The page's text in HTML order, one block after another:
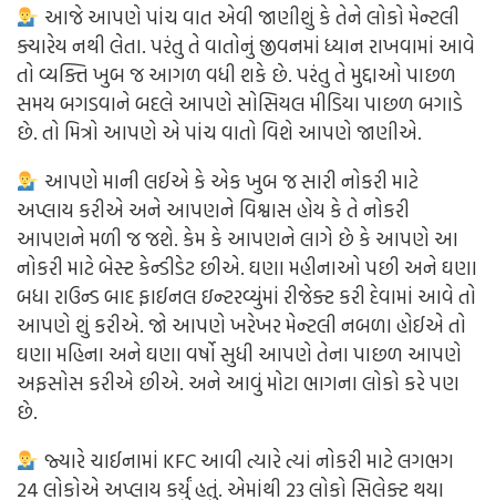
આજે આપણે પાંચ વાત એવી જાણીશું કે તેને લોકો મેન્ટલી
ક્યારેય નથી લેતા. પરંતુ તે વાતોનું જીવનમાં ધ્યાન રાખવામાં આવે
તો વ્યક્તિ ખુબ જ આગળ વધી શકે છે. પરંતુ તે મુદ્દાઓ પાછળ
સમય બગડવાને બદલે આપણે સોસિયલ મીડિયા પાછળ બગાડે
છે. તો મિત્રો આપણે એ પાંચ વાતો વિશે આપણે જાણીએ.
આપણે માની લઈએ કે એક ખુબ જ સારી નોકરી માટે
અપ્લાય કરીએ અને આપણને વિશ્વાસ હોય કે તે નોકરી
આપણને મળી જ જશે. કેમ કે આપણને લાગે છે કે આપણે આ
નોકરી માટે બેસ્ટ કેન્ડીડેટ છીએ. ઘણા મહીનાઓ પછી અને ઘણા
બધા રાઉન્ડ બાદ ફાઈનલ ઇન્ટરવ્યુંમાં રીજેક્ટ કરી દેવામાં આવે તો
આપણે શું કરીએ. જો આપણે ખરેખર મેન્ટલી નબળા હોઈએ તો
ઘણા મહિના અને ઘણા વર્ષો સુધી આપણે તેના પાછળ આપણે
અફસોસ કરીએ છીએ. અને આવું મોટા ભાગના લોકો કરે પણ
છે.
જ્યારે ચાઈનામાં KFC આવી ત્યારે ત્યાં નોકરી માટે લગભગ
24 લોકોએ અપ્લાય કર્યું હતું. એમાંથી 23 લોકો સિલેક્ટ થયા